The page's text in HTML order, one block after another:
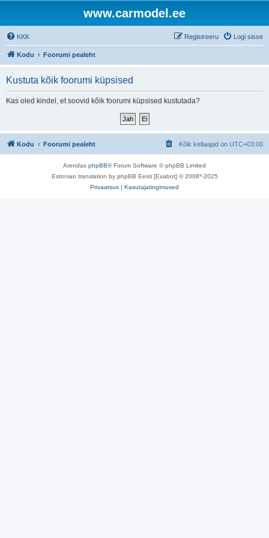
www.carmodel.ee
KKK Logi sisse
Registreeru
Kodu Foorumi pealeht
Kustuta kõik foorumi küpsised
Kas oled kindel, et soovid kõik foorumi küpsised kustutada?
Kodu Foorumi pealeht Kõik kellaajad on UTC+03:00
Arendas phpBB® Forum Software © phpBB Limited
Estonian translation by phpBB Eesti [Exabot] © 2008*-2025
Privaatsus | Kasutajatingimused